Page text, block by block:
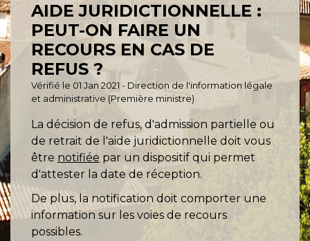
AIDE JURIDICTIONNELLE :
PEUT-ON FAIRE UN
RECOURS EN CAS DE
REFUS ?
Vérifié le 01 Jan 2021 - Direction de l'information légale
et administrative (Première ministre)
La décision de refus, d'admission partielle ou
de retrait de l'aide juridictionnelle doit vous
être notifiée par un dispositif qui permet
d'attester la date de réception.
De plus, la notification doit comporter une
information sur les voies de recours
possibles.